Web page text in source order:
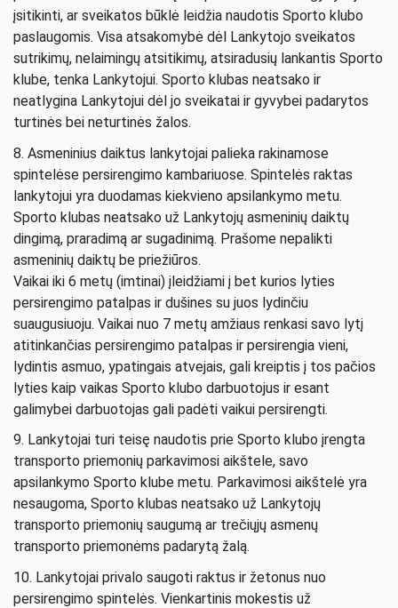
įsitikinti, ar sveikatos būklė leidžia naudotis Sporto klubo
paslaugomis. Visa atsakomybė dėl Lankytojo sveikatos
sutrikimų, nelaimingų atsitikimų, atsiradusių lankantis Sporto
klube, tenka Lankytojui. Sporto klubas neatsako ir
neatlygina Lankytojui dėl jo sveikatai ir gyvybei padarytos
turtinės bei neturtinės žalos.
8. Asmeninius daiktus lankytojai palieka rakinamose
spintelėse persirengimo kambariuose. Spintelės raktas
lankytojui yra duodamas kiekvieno apsilankymo metu.
Sporto klubas neatsako už Lankytojų asmeninių daiktų
dingimą, praradimą ar sugadinimą. Prašome nepalikti
asmeninių daiktų be priežiūros.
Vaikai iki 6 metų (imtinai) įleidžiami į bet kurios lyties
persirengimo patalpas ir dušines su juos lydinčiu
suaugusiuoju. Vaikai nuo 7 metų amžiaus renkasi savo lytį
atitinkančias persirengimo patalpas ir persirengia vieni,
lydintis asmuo, ypatingais atvejais, gali kreiptis į tos pačios
lyties kaip vaikas Sporto klubo darbuotojus ir esant
galimybei darbuotojas gali padėti vaikui persirengti.
9. Lankytojai turi teisę naudotis prie Sporto klubo įrengta
transporto priemonių parkavimosi aikštele, savo
apsilankymo Sporto klube metu. Parkavimosi aikštelė yra
nesaugoma, Sporto klubas neatsako už Lankytojų
transporto priemonių saugumą ar trečiųjų asmenų
transporto priemonėms padarytą žalą.
10. Lankytojai privalo saugoti raktus ir žetonus nuo
persirengimo spintelės. Vienkartinis mokestis už